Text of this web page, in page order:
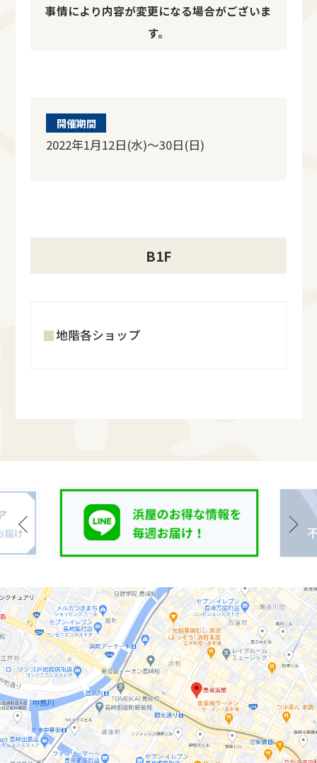
事情により内容が変更になる場合がございま
す。
開催期間
2022年1月12日(水)～30日(日)
B1F
地階各ショップ